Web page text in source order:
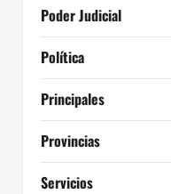
Poder Judicial
Política
Principales
Provincias
Servicios